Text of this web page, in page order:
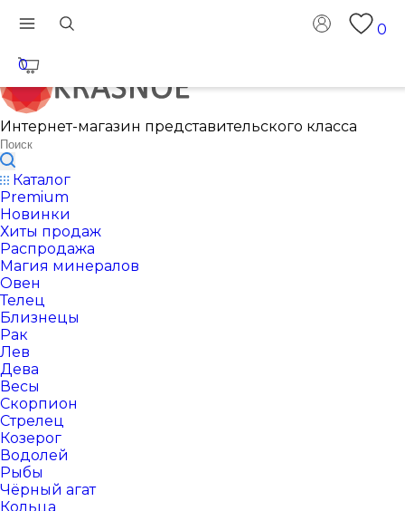
0
0
Интернет-магазин представительского класса
Каталог
Premium
Новинки
Хиты продаж
Распродажа
Магия минералов
Овен
Телец
Близнецы
Рак
Лев
Дева
Весы
Скорпион
Стрелец
Козерог
Водолей
Рыбы
Чёрный агат
Кольца